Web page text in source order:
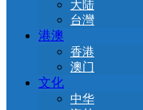
大陆
台灣
港澳
香港
澳门
文化
中华